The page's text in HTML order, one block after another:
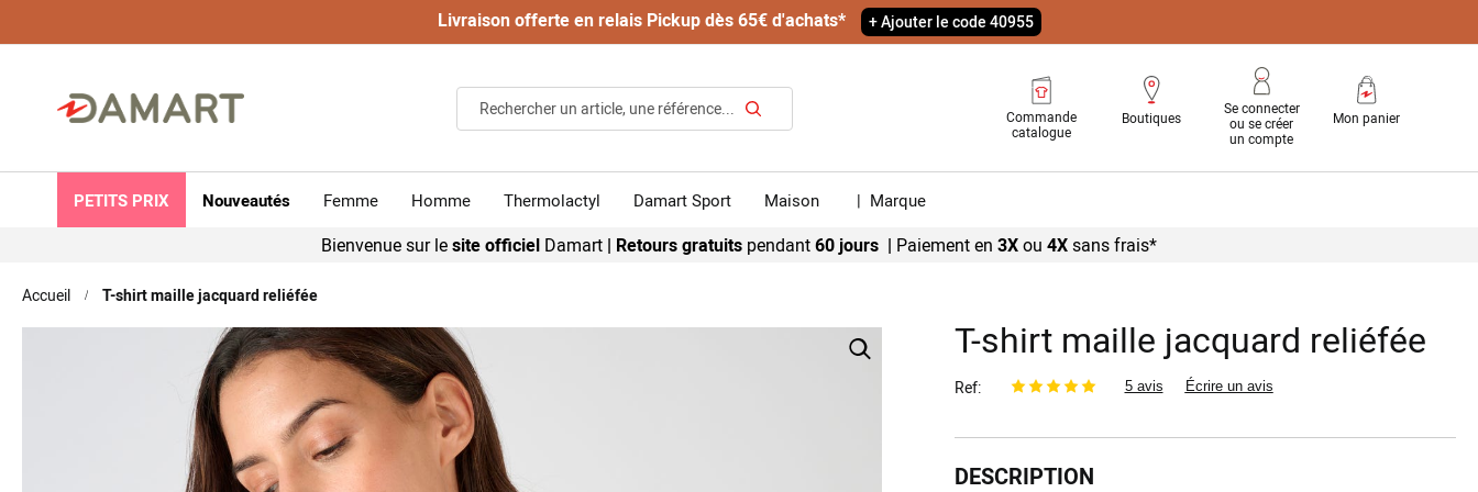
Livraison offerte en relais Pickup dès 65€ d'achats* + Ajouter le code 40955
Rechercher
Commande
catalogue
Boutiques
Se connecter
ou se créer
un compte
Mon panier
PETITS PRIX Nouveautés Femme Homme Thermolactyl Damart Sport Maison | Marque
Bienvenue sur lesite officiel Damart | Retours gratuits pendant60 jours | Paiement en 3Xou 4Xsansfrais*
Accueil T-shirt maille jacquard reliéfée
T-shirt maille jacquard reliéfée
Ref 5 avis Écrire un avis
DESCRIPTION